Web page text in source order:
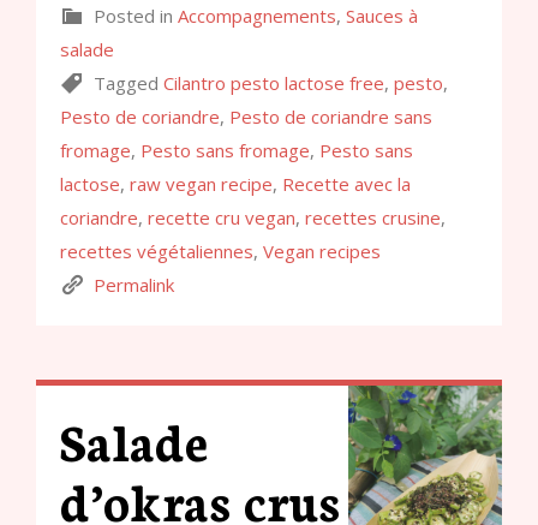
Posted in Accompagnements, Sauces à
salade
Tagged Cilantro pesto lactose free, pesto,
Pesto de coriandre, Pesto de coriandre sans
fromage, Pesto sans fromage, Pesto sans
lactose, raw vegan recipe, Recette avec la
coriandre, recette cru vegan, recettes crusine,
recettes végétaliennes, Vegan recipes
Permalink
Salade
d’okras crus